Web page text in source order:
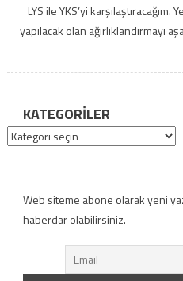
LYS ile YKS’yi
yapılacak olan ağırlıklandırmayı
KATEGORILER
Kategoriler
Web siteme abone olarak yeni
haberdar olabilirsiniz.